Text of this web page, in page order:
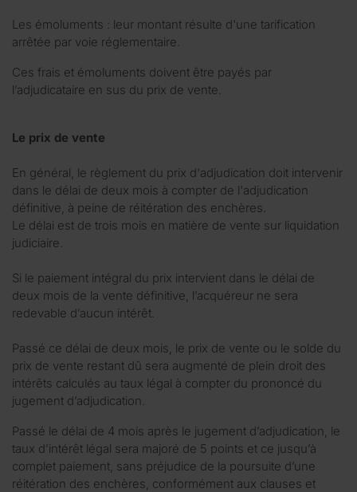
Les émoluments : leur montant résulte d'une tarification
arrêtée par voie réglementaire.
Ces frais et émoluments doivent être payés par
l’adjudicataire en sus du prix de vente.
Le prix de vente
En général, le règlement du prix d'adjudication doit intervenir
dans le délai de deux mois à compter de l'adjudication
définitive, à peine de réitération des enchères.
Le délai est de trois mois en matière de vente sur liquidation
judiciaire.
Si le paiement intégral du prix intervient dans le délai de
deux mois de la vente définitive, l’acquéreur ne sera
redevable d’aucun intérêt.
Passé ce délai de deux mois, le prix de vente ou le solde du
prix de vente restant dû sera augmenté de plein droit des
intérêts calculés au taux légal à compter du prononcé du
jugement d’adjudication.
Passé le délai de 4 mois après le jugement d’adjudication, le
taux d’intérêt légal sera majoré de 5 points et ce jusqu’à
complet paiement, sans préjudice de la poursuite d’une
réitération des enchères, conformément aux clauses et